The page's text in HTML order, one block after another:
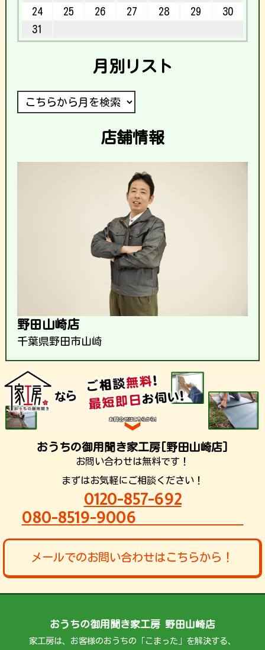
24
25 26 27 28 29
30
31
月別リスト
店舗情報
野田山崎店
千葉県野田市山崎
おうちの御用聞き家工房[野田山崎店]
お問い合わせは無料です！
まずはお気軽にご相談ください！
0120-857-692
080-8519-9006
メールでのお問い合わせはこちらから！
おうちの御用聞き家工房 野田山崎店
家工房は、お客様のおうちの「こまった」を解決する、